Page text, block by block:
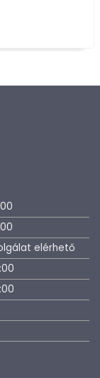
elérhető